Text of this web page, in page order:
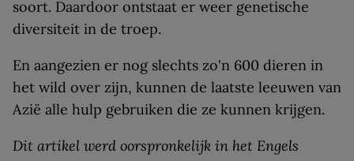
soort. Daardoor ontstaat er weer genetische
diversiteit in de troep.
En aangezien er nog slechts zo'n 600 dieren in
het wild over zijn, kunnen de laatste leeuwen van
Azië alle hulp gebruiken die ze kunnen krijgen.
Dit artikel werd oorspronkelijk in het Engels